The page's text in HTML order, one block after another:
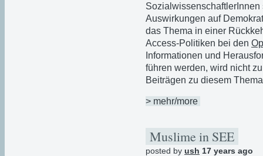
Auswirkungen auf
das Thema in einer
Access-Politiken bei den
Informationen und
führen werden, wird nicht
Beiträgen zu diesem
> mehr/more
Muslime in SEE
posted by ush 17 years ago